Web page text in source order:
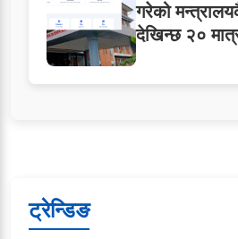
गरेको
देखिन्छ २०
ट्रेन्डिङ